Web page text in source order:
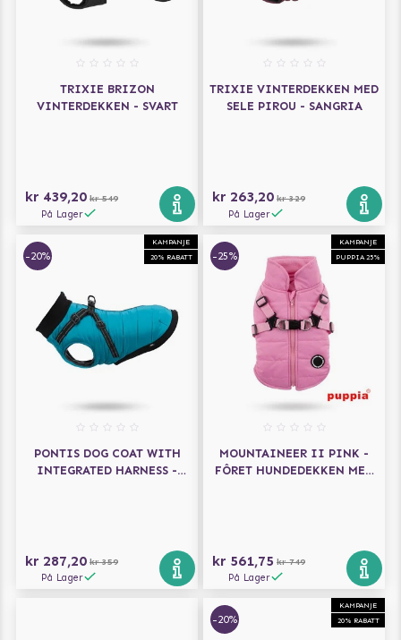
TRIXIE BRIZON
VINTERDEKKEN - SVART
kr 439,20 kr 549
På Lager
TRIXIE VINTERDEKKEN MED
SELE PIROU - SANGRIA
kr 263,20 kr 329
På Lager
KAMPANJE
20% RABATT
-20%
PONTIS DOG COAT WITH
INTEGRATED HARNESS -
kr 287,20 kr 359
På Lager
KAMPANJE
PUPPIA 25%
-25%
MOUNTAINEER II PINK -
FÔRET HUNDEDEKKEN MED
kr 561,75 kr 749
På Lager
KAMPANJE
20% RABATT
-20%